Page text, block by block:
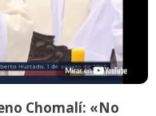
Chomalí: «No